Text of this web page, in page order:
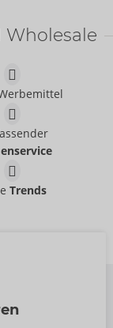
- ORION Brand
Wholesale
Trends